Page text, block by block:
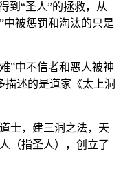
到“圣人”的拯救，从
中被惩罚和淘汰的只是
”中不信者和恶人被神
述的是道家《太上洞
士，建三洞之法，天
（指圣人），创立了